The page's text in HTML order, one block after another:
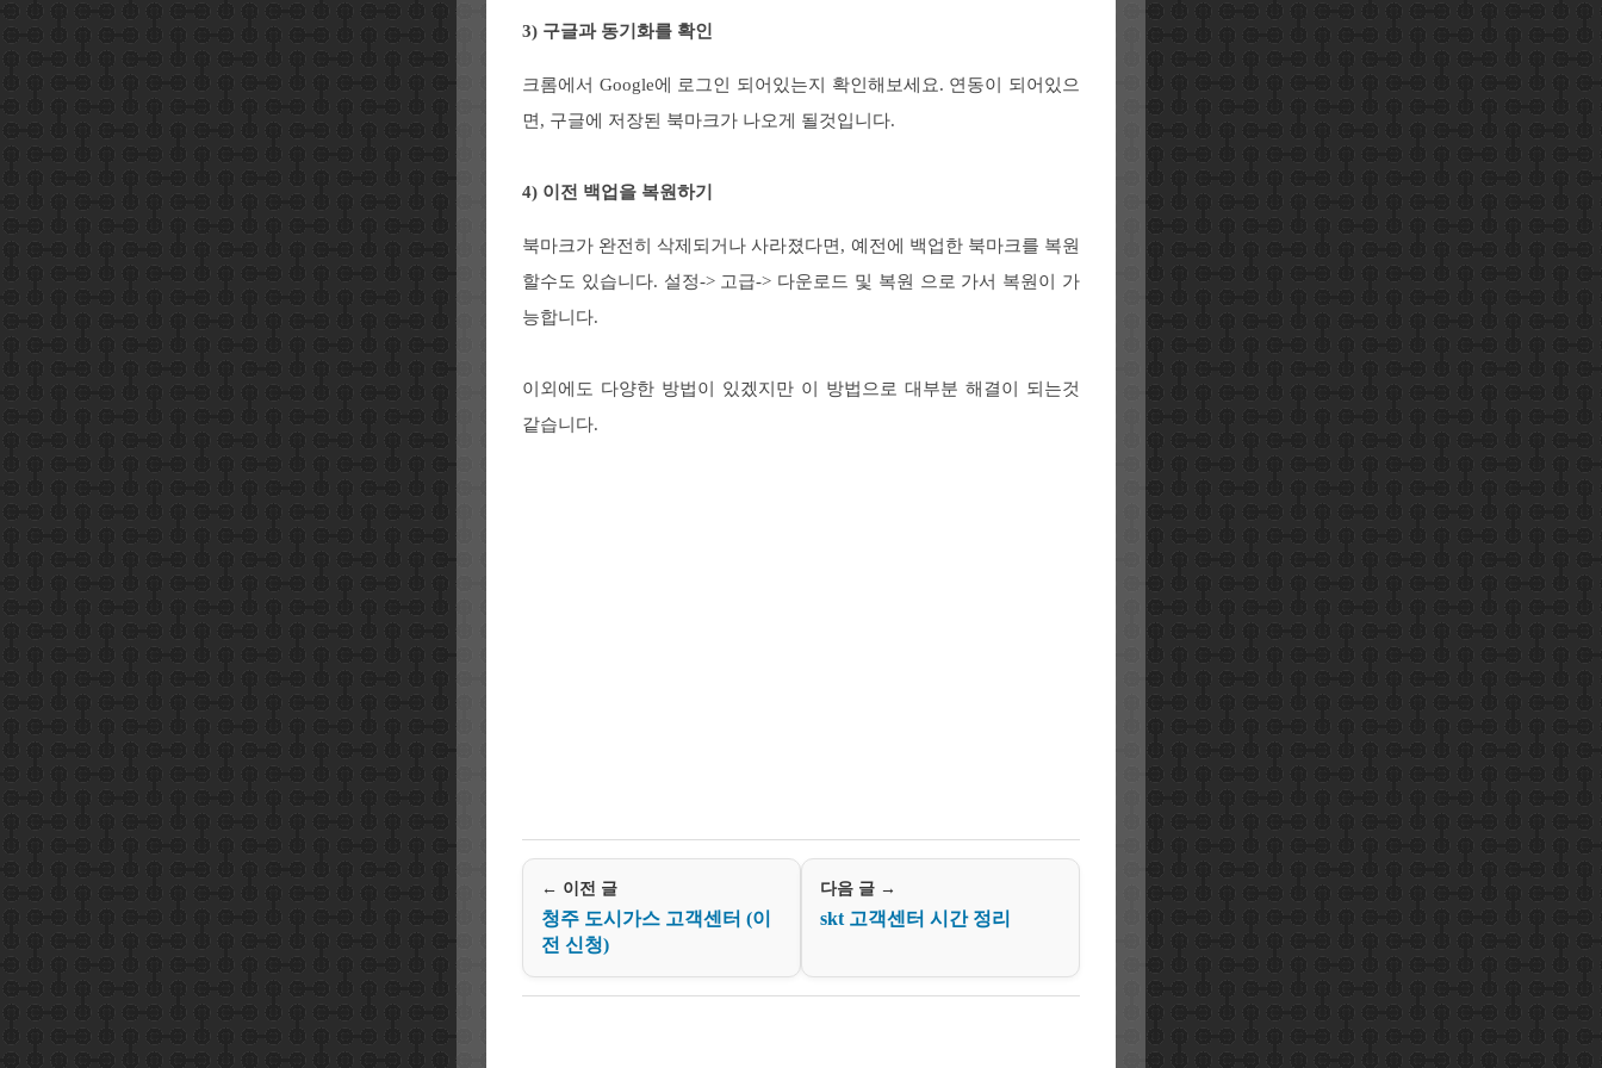
3) 구글과 동기화를 확인
크롬에서 Google에 로그인 되어있는지 확인해보세요. 연동이 되어있으
면, 구글에 저장된 북마크가 나오게 될것입니다.
4) 이전 백업을 복원하기
북마크가 완전히 삭제되거나 사라졌다면, 예전에 백업한 북마크를 복원
할수도 있습니다. 설정-> 고급-> 다운로드 및 복원 으로 가서 복원이 가
능합니다.
이외에도 다양한 방법이 있겠지만 이 방법으로 대부분 해결이 되는것
같습니다.
← 이전 글
청주 도시가스 고객센터 (이
전 신청)
다음 글 →
skt 고객센터 시간 정리